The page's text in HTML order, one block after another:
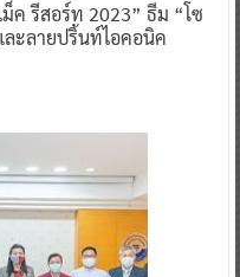
ค รีสอร์ท 2023” ธีม “โซ
ะลายปริ้นท์ไอคอนิค